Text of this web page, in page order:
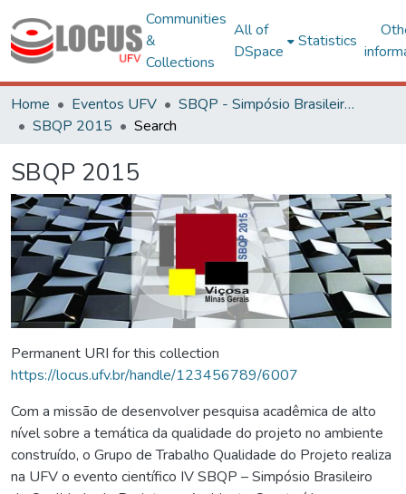
Communities
&
Collections
All of
DSpace
Statistics
Home Eventos UFV
SBQP - Simpósio Brasileiro de Qualidade do Projeto no Ambiente Construído
SBQP 2015
Search
SBQP 2015
Permanent URI for this collection
https://locus.ufv.br/handle/123456789/6007
Com a missão de desenvolver pesquisa acadêmica de alto
nível sobre a temática da qualidade do projeto no ambiente
construído, o Grupo de Trabalho Qualidade do Projeto realiza
na UFV o evento científico IV SBQP – Simpósio Brasileiro